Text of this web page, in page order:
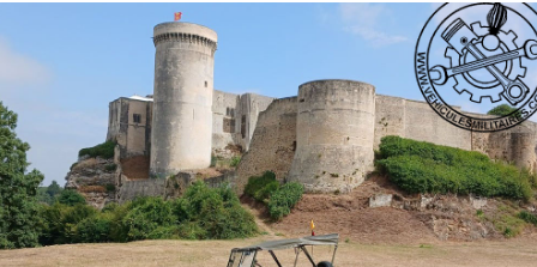
Véhicules Militaires .com
Bienvenue sur LE forum des passionnés de Véhicules Militaires de toutes nationalités et de
toutes époques. De nombreuses rubriques sont à votre disposition pour vous venir en aide,
ou simplement partager vos activités.